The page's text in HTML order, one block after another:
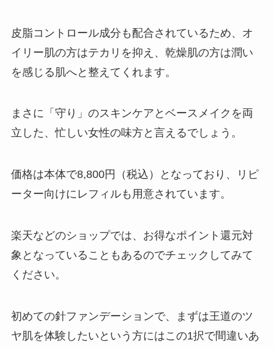
皮脂コントロール成分も配合されているため、オ
イリー肌の方はテカリを抑え、乾燥肌の方は潤い
を感じる肌へと整えてくれます。
まさに「守り」のスキンケアとベースメイクを両
立した、忙しい女性の味方と言えるでしょう。
価格は本体で8,800円（税込）となっており、リピ
ーター向けにレフィルも用意されています。
楽天などのショップでは、お得なポイント還元対
象となっていることもあるのでチェックしてみて
ください。
初めての針ファンデーションで、まずは王道のツ
ヤ肌を体験したいという方にはこの1択で間違いあ